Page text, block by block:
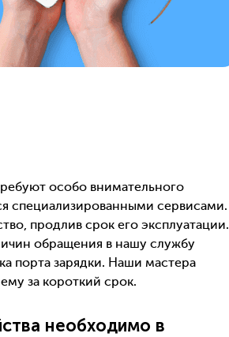
особо внимательного
специализированными сервисами.
продлив срок его эксплуатации.
обращения в нашу службу
порта зарядки. Наши мастера
за короткий срок.
необходимо в